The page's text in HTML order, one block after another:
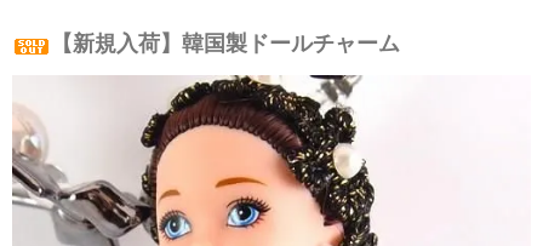
【新規入荷】韓国製ドールチャーム